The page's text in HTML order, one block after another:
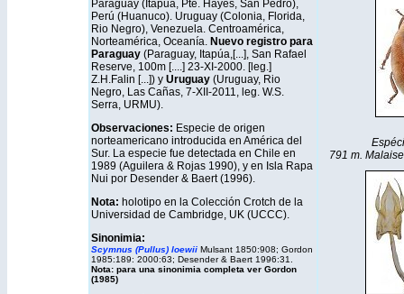
Paraguay (Itapua, Pte. Hayes, San Pedro),
Perú (Huanuco). Uruguay (Colonia, Florida,
Rio Negro), Venezuela. Centroamérica,
Norteamérica, Oceanía. Nuevo registro para
Paraguay(Paraguay, Itapúa,[...], San Rafael
Reserve, 100m [....] 23-XI-2000. [leg.]
Z.H.Falin [...]) y Uruguay(Uruguay, Rio
Negro, Las Cañas, 7-XII-2011, leg. W.S.
Serra, URMU).
Observaciones: Especie de origen
norteamericano introducida en América del
Sur. La especie fue detectada en Chile en
1989 (Aguilera & Rojas 1990), y en Isla Rapa
Nui por Desender & Baert (1996).
Nota: holotipo en la Colección Crotch de la
Universidad de Cambridge, UK (UCCC).
Sinonimia:
Scymnus (Pullus) loewii Mulsant 1850:908; Gordon
1985:189: 2000:63; Desender & Baert 1996:31.
Nota: para una sinonimia completa ver Gordon
(1985)
791 m.